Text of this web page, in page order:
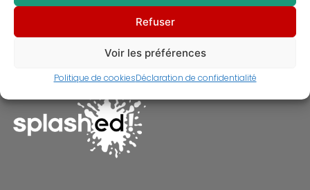
Refuser
Voir les préférences
Politique de cookiesDéclaration de confidentialité
30,00 €